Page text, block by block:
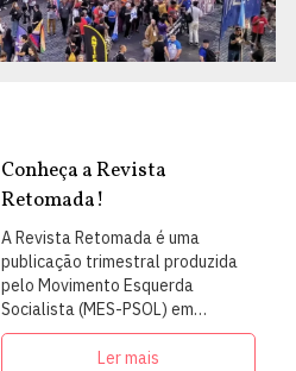
Conheça a Revista
Retomada!
A Revista Retomada é uma
publicação trimestral produzida
pelo Movimento Esquerda
Socialista (MES-PSOL) em
articulação com intelectuais,
militantes e artistas
Ler mais